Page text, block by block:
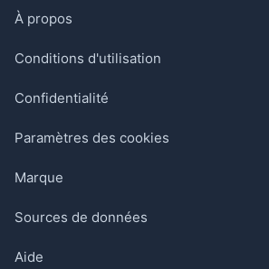
À propos
Conditions d'utilisation
Confidentialité
Paramètres des cookies
Marque
Sources de données
Aide